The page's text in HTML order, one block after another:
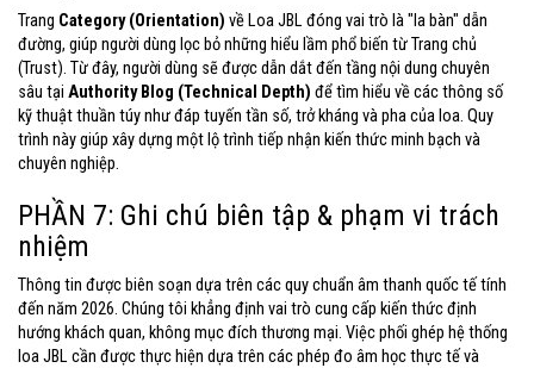
Trang Category (Orientation) về Loa JBL đóng vai trò là "la bàn" dẫn
đường, giúp người dùng lọc bỏ những hiểu lầm phổ biến từ Trang chủ
(Trust). Từ đây, người dùng sẽ được dẫn dắt đến tầng nội dung chuyên
sâu tại Authority Blog (Technical Depth) để tìm hiểu về các thông số
kỹ thuật thuần túy như đáp tuyến tần số, trở kháng và pha của loa. Quy
trình này giúp xây dựng một lộ trình tiếp nhận kiến thức minh bạch và
chuyên nghiệp.
PHẦN 7: Ghi chú biên tập & phạm vi trách
nhiệm
Thông tin được biên soạn dựa trên các quy chuẩn âm thanh quốc tế tính
đến năm 2026. Chúng tôi khẳng định vai trò cung cấp kiến thức định
hướng khách quan, không mục đích thương mại. Việc phối ghép hệ thống
loa JBL cần được thực hiện dựa trên các phép đo âm học thực tế và